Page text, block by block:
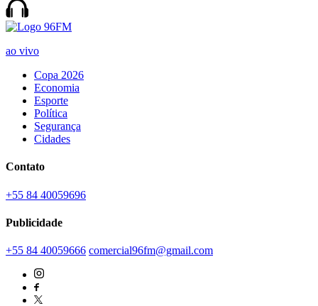
ao vivo
Copa 2026
Economia
Esporte
Política
Segurança
Cidades
Contato
+55 84 40059696
Publicidade
+55 84 40059666 comercial96fm@gmail.com